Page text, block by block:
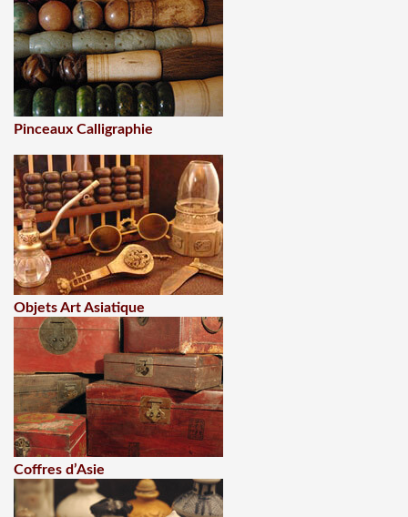
Pinceaux Calligraphie
Objets Art Asiatique
Coffres d’Asie